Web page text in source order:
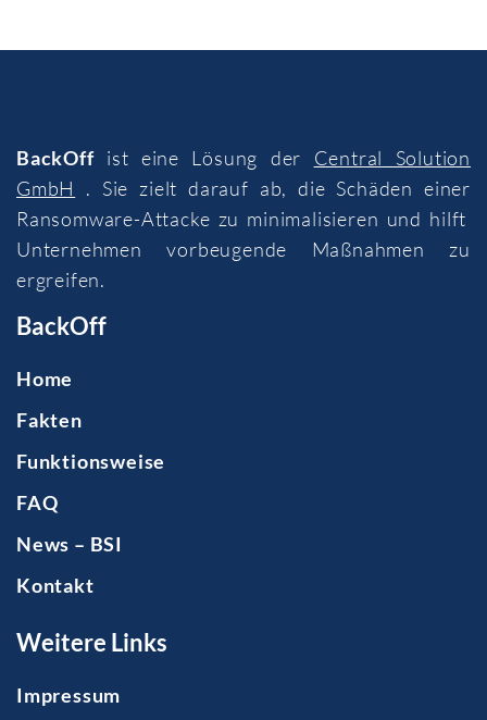
BackOffist eine Lösung der Central Solution
GmbH
. Sie zielt darauf ab, die Schäden einer
Ransomware-Attacke zu minimalisieren und hilft
Unternehmen vorbeugende Maßnahmen zu
ergreifen.
BackOff
Home
Fakten
Funktionsweise
FAQ
News – BSI
Kontakt
Weitere Links
Impressum